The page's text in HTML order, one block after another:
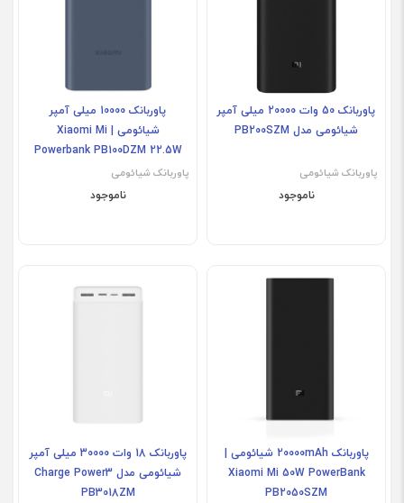
پاوربانک 50 وات 20000 میلی آمپر
شیائومی مدل PB200SZM
پاوربانک شیائومی
ناموجود
پاوربانک 10000 میلی آمپر
شیائومی | Xiaomi Mi
Powerbank PB100DZM 22.5W
پاوربانک شیائومی
ناموجود
پاوربانک 20000mAh شیائومی |
Xiaomi Mi 50W PowerBank
PB2050SZM
پاوربانک 18 وات 30000 میلی آمپر
شیائومی مدل Charge Power3
PB3018ZM